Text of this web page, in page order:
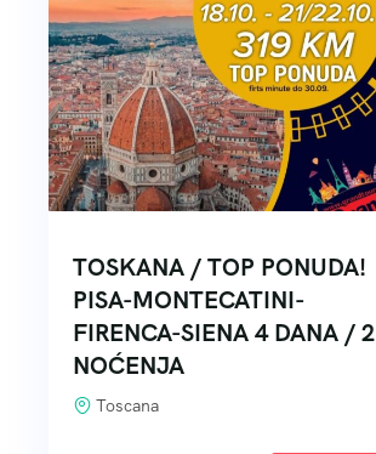
TOSKANA / TOP PONUDA!
PISA-MONTECATINI-
FIRENCA-SIENA 4 DANA / 2
NOĆENJA
Toscana